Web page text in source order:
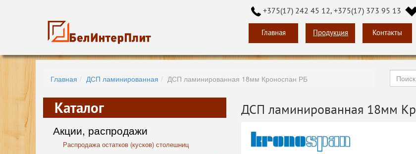
+375(17) 242 45 12, +375(17) 373 95 13
Главная Продукция Контакты
Главная ДСП ламинированная ДСП ламинированная 18мм Кроноспан РБ
Каталог
Акции, распродажи
Распродажа остатков (кусков) столешниц
ДСП ламинированная 18мм